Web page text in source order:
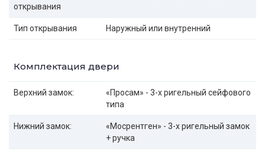
открывания
Тип открывания Наружный или внутренний
Комплектация двери
Верхний замок:
«Просам» - 3-х ригельный сейфового
типа
Нижний замок:
«Мосрентген» - 3-х ригельный замок
+ ручка